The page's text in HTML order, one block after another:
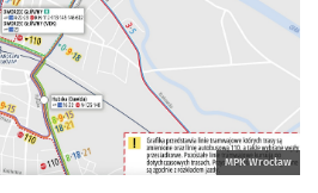
MPK Wrocław